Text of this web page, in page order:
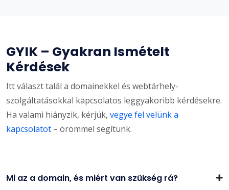
GYIK – Gyakran Ismételt
Kérdések
Itt választ talál a domainekkel és webtárhely-
szolgáltatásokkal kapcsolatos leggyakoribb kérdésekre.
Ha valami hiányzik, kérjük, vegye fel velünk a
kapcsolatot – örömmel segítünk.
Mi az a domain, és miért van szükség rá?